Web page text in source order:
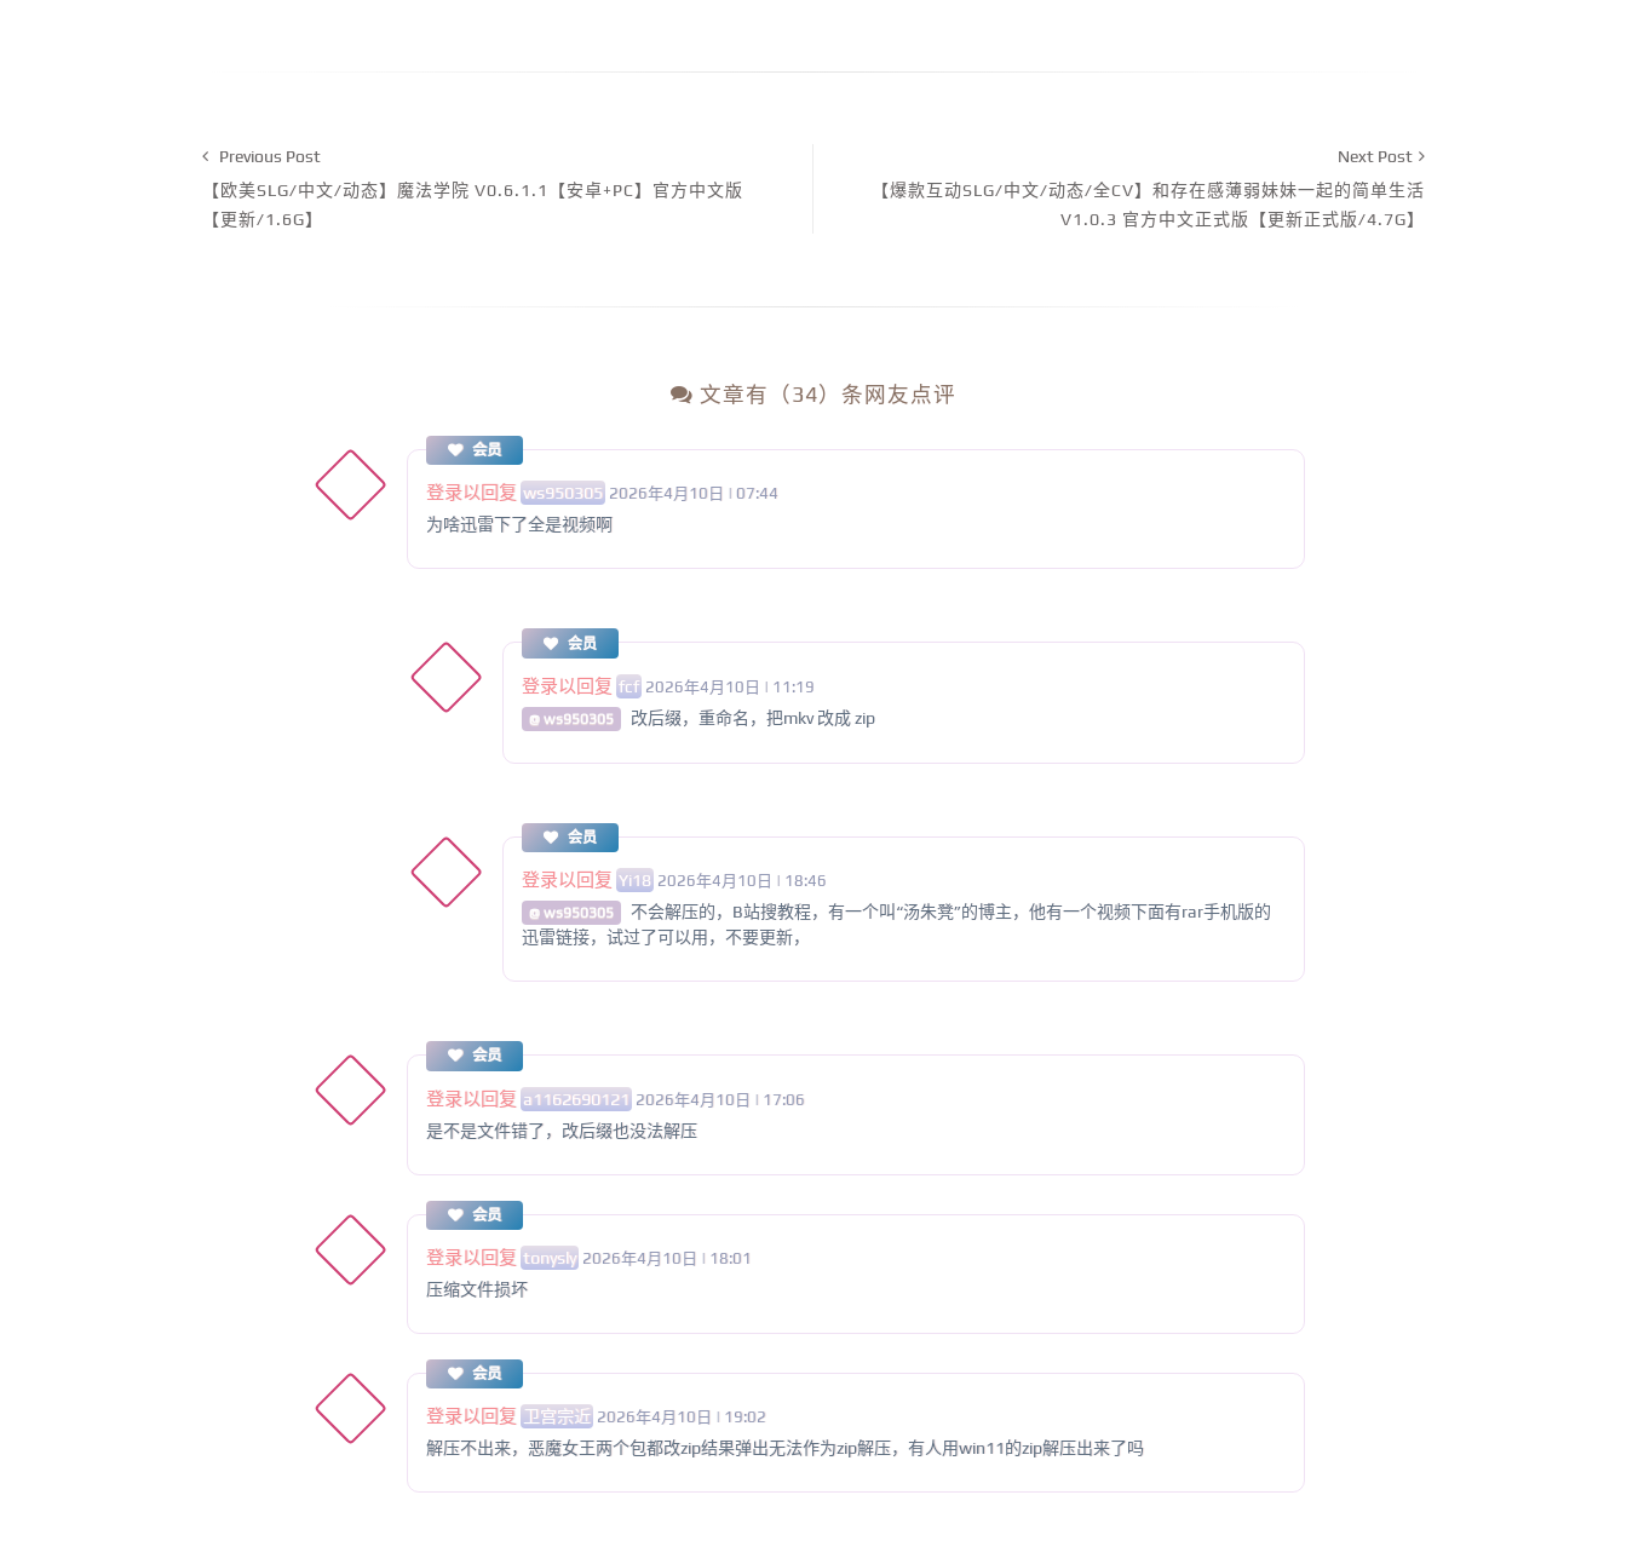
Previous Post
【欧美SLG/中文/动态】魔法学院 V0.6.1.1【安卓+PC】官方中文版
【更新/1.6G】
Next Post
【爆款互动SLG/中文/动态/全CV】和存在感薄弱妹妹一起的简单生活
V1.0.3 官方中文正式版【更新正式版/4.7G】
文章有（34）条网友点评
会员
登录以回复 ws950305 2026年4月10日 | 07:44
为啥迅雷下了全是视频啊
会员
登录以回复 fcf 2026年4月10日 | 11:19
@ ws950305 改后缀，重命名，把mkv 改成 zip
会员
登录以回复 Yi18 2026年4月10日 | 18:46
@ ws950305
不会解压的，B站搜教程，有一个叫“汤朱凳”的博主，他有一个视频下面有rar手机版的
迅雷链接，试过了可以用，不要更新，
会员
登录以回复 a1162690121 2026年4月10日 | 17:06
是不是文件错了，改后缀也没法解压
会员
登录以回复 tonysly 2026年4月10日 | 18:01
压缩文件损坏
会员
登录以回复 卫宫宗近 2026年4月10日 | 19:02
解压不出来，恶魔女王两个包都改zip结果弹出无法作为zip解压，有人用win11的zip解压出来了吗